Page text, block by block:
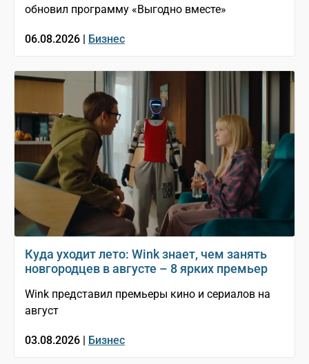
обновил программу «Выгодно вместе»
06.08.2026 | Бизнес
Куда уходит лето: Wink знает, чем занять
новгородцев в августе – 8 ярких премьер
Wink представил премьеры кино и сериалов на
август
03.08.2026 | Бизнес